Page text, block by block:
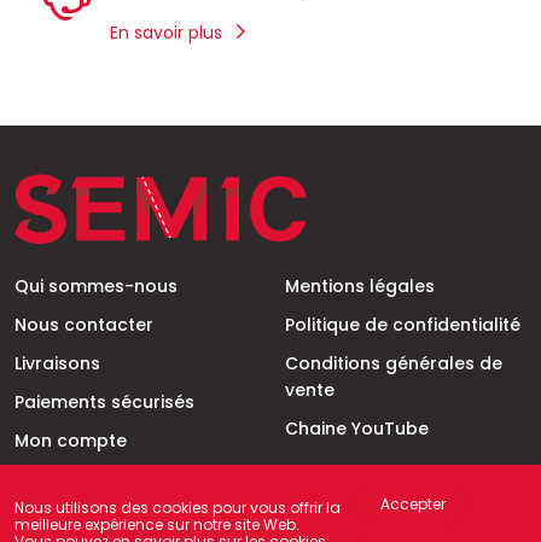
En savoir plus
Qui sommes-nous
Nous contacter
Livraisons
Paiements sécurisés
Mon compte
Mentions légales
Politique de confidentialité
Conditions générales de
vente
Chaine YouTube
Nous utilisons des cookies pour vous offrir la
meilleure expérience sur notre site Web.
Accepter